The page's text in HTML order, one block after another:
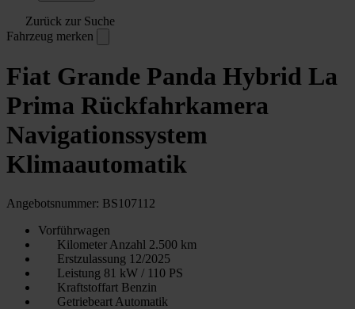
Zurück zur Suche
Fahrzeug merken
Fiat Grande Panda Hybrid La
Prima Rückfahrkamera
Navigationssystem
Klimaautomatik
Angebotsnummer: BS107112
Vorführwagen
Kilometer Anzahl 2.500 km
Erstzulassung 12/2025
Leistung 81 kW / 110 PS
Kraftstoffart Benzin
Getriebeart Automatik